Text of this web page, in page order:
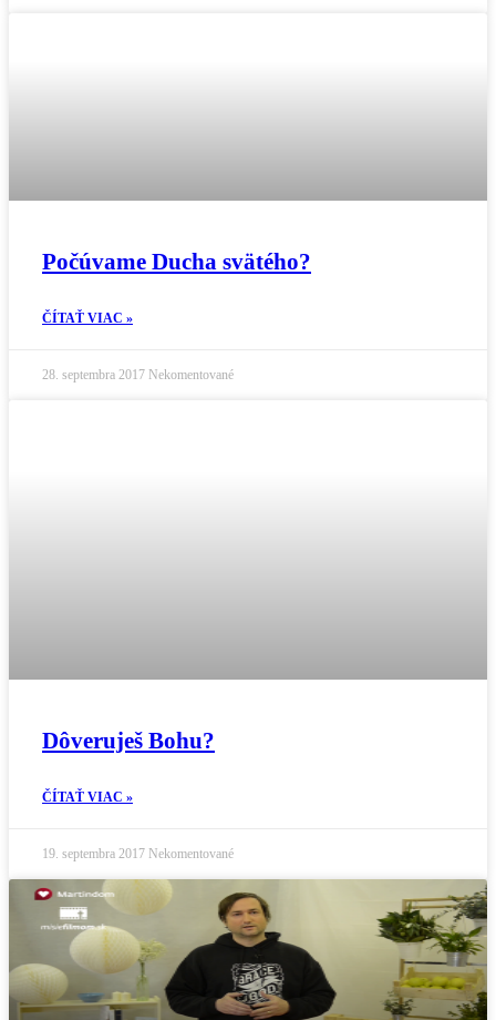
Počúvame Ducha svätého?
ČÍTAŤ VIAC »
28. septembra 2017 Nekomentované
Dôveruješ Bohu?
ČÍTAŤ VIAC »
19. septembra 2017 Nekomentované